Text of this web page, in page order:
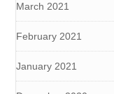
March 2021
February 2021
January 2021